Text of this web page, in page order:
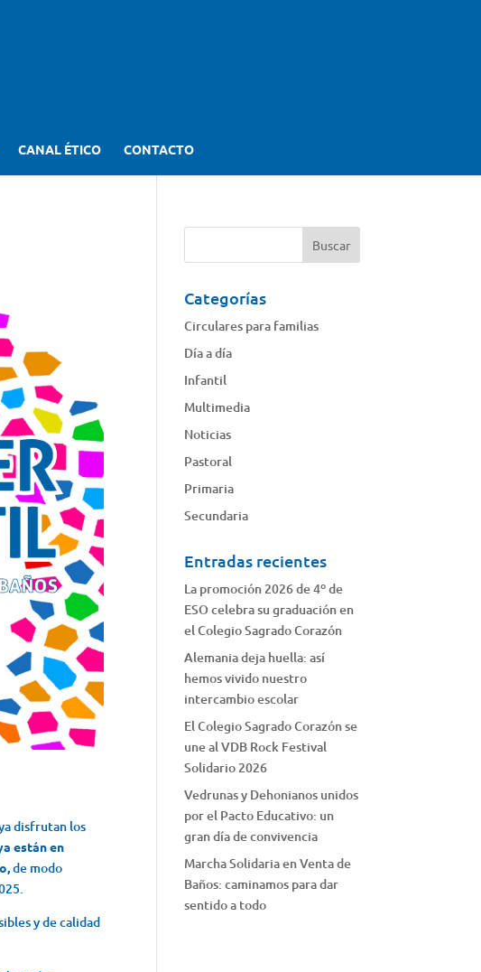
CANAL ÉTICO CONTACTO
disfrutan los
están en
de modo
y de calidad
Categorías
Circulares para familias
Día a día
Infantil
Multimedia
Noticias
Pastoral
Primaria
Secundaria
Entradas recientes
La promoción 2026 de 4º de
ESO celebra su graduación en
el Colegio Sagrado Corazón
Alemania deja huella: así
hemos vivido nuestro
intercambio escolar
El Colegio Sagrado Corazón se
une al VDB Rock Festival
Solidario 2026
Vedrunas y Dehonianos unidos
por el Pacto Educativo: un
gran día de convivencia
Marcha Solidaria en Venta de
Baños: caminamos para dar
sentido a todo